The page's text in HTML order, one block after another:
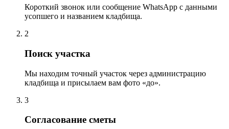
Короткий звонок или сообщение WhatsApp с данными
усопшего и названием кладбища.
2
Поиск участка
Мы находим точный участок через администрацию
кладбища и присылаем вам фото «до».
3
Согласование сметы